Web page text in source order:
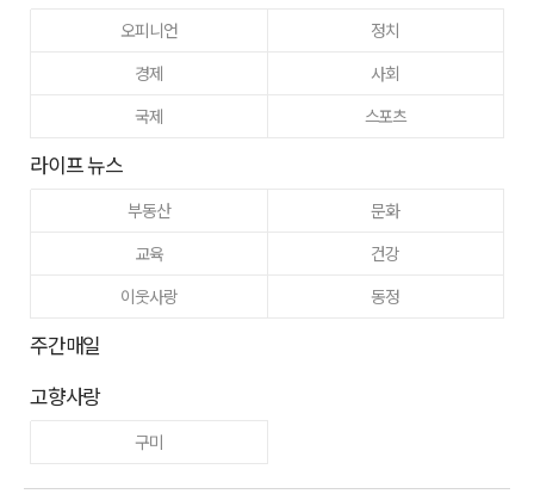
오피니언
정치
경제
사회
국제
스포츠
라이프 뉴스
부동산
문화
교육
건강
이웃사랑
동정
주간매일
고향사랑
구미